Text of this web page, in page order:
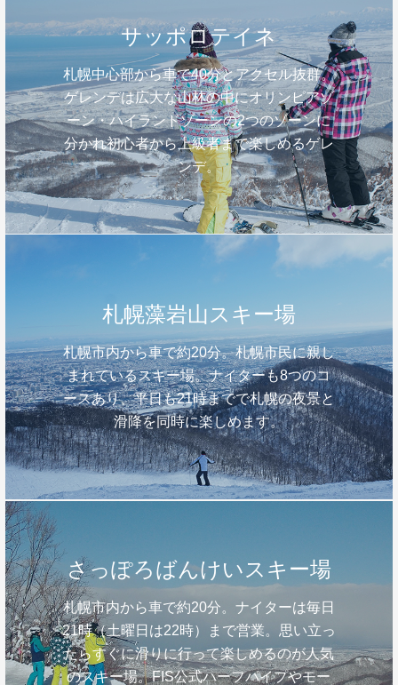
サッポロテイネ
札幌中心部から車で40分とアクセル抜群。
ゲレンデは広大な山林の中にオリンピアゾ
ーン・ハイランドゾーンの2つのゾーンに
分かれ初心者から上級者まで楽しめるゲレ
ンデ。
札幌藻岩山スキー場
札幌市内から車で約20分。札幌市民に親し
まれているスキー場。ナイターも8つのコ
ースあり、平日も21時までで札幌の夜景と
滑降を同時に楽しめます。
さっぽろばんけいスキー場
札幌市内から車で約20分。ナイターは毎日
21時（土曜日は22時）まで営業。思い立っ
たらすぐに滑りに行って楽しめるのが人気
のスキー場。FIS公式ハーフパイプやモー